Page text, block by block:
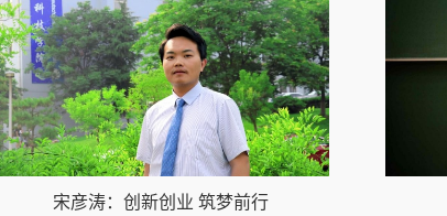
宋彦涛：创新创业 筑梦前行